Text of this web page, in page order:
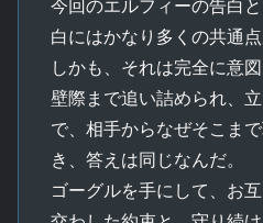
白にはかなり多くの共通点
しかも、それは完全に意
壁際まで追い詰められ、
で、相手からなぜそこま
き、答えは同じなんだ。
ゴーグルを手にして、お互